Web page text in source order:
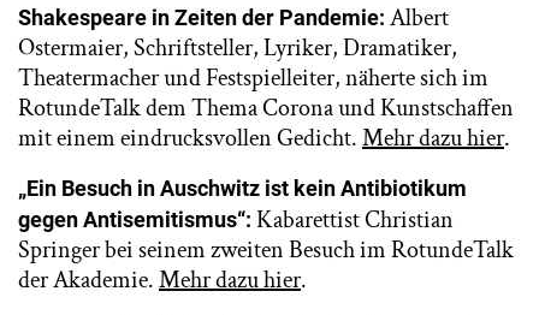
Shakespeare in Zeiten der Pandemie: Albert
Ostermaier, Schriftsteller, Lyriker, Dramatiker,
Theatermacher und Festspielleiter, näherte sich im
RotundeTalk dem Thema Corona und Kunstschaffen
mit einem eindrucksvollen Gedicht.Mehr dazu hier.
„Ein Besuch in Auschwitz ist kein Antibiotikum
gegen Antisemitismus“: Kabarettist Christian
Springer bei seinem zweiten Besuch im RotundeTalk
der Akademie.Mehr dazu hier.